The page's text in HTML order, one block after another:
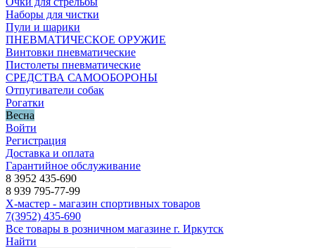
Наборы для чистки
Пули и шарики
ПНЕВМАТИЧЕСКОЕ ОРУЖИЕ
Винтовки пневматические
Пистолеты пневматические
СРЕДСТВА САМООБОРОНЫ
Отпугиватели собак
Рогатки
Весна
Войти
Регистрация
Доставка и оплата
Гарантийное обслуживание
8 3952 435-690
8 939 795-77-99
Х-мастер - магазин спортивных товаров
7(3952) 435-690
Все товары в розничном магазине г. Иркутск
Найти